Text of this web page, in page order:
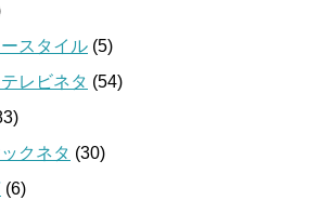
スタイル (5)
レビネタ (54)
クネタ (30)
(6)